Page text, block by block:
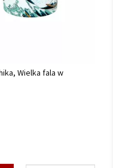
Wielka fala w